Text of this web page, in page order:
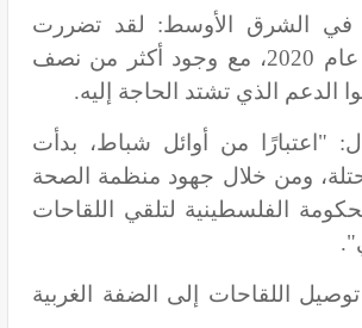
في الشرق الأوسط: لقد تضررت
السلطة الفلسطينية والشعب الفلسطيني بشدة في عام 2020، مع وجود أكثر من نصف
الدعم الذي تشتد الحاجة إليه.
"اعتبارًا من أوائل شباط، بدأت
ومن خلال جهود منظمة الصحة
الفلسطينية لتلقي اللقاحات
اللقاحات إلى الضفة الغربية